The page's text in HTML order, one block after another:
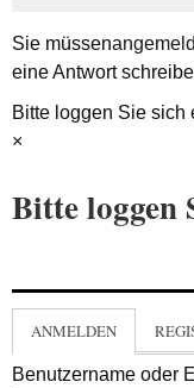
Sie müssen
eine Antwort
Bitte loggen Sie sich
×
Bitte loggen
ANMELDEN
Benutzername oder